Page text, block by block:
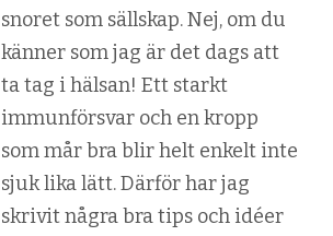
snoret som sällskap. Nej, om du
känner som jag är det dags att
ta tag i hälsan! Ett starkt
immunförsvar och en kropp
som mår bra blir helt enkelt inte
sjuk lika lätt. Därför har jag
skrivit några bra tips och idéer